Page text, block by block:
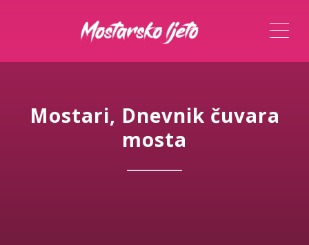
Mostari, Dnevnik čuvara
mosta